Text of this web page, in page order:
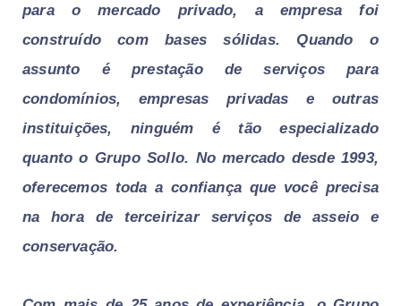
para o mercado privado, a empresa foi
construído com bases sólidas. Quando o
assunto é prestação de serviços para
condomínios, empresas privadas e outras
instituições, ninguém é tão especializado
quanto o Grupo Sollo. No mercado desde 1993,
oferecemos toda a confiança que você precisa
na hora de terceirizar serviços de asseio e
conservação.